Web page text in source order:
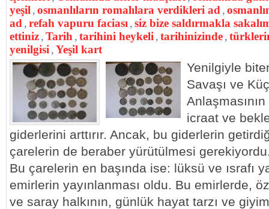
yeşil ,osmanlıların romalılara verdikleri ad ,
ad ,refah vapuru faciası ,siz bize saldırmakla
ettiniz,Tarih ,tarihini heykeli ,tarihinizinde,
yenilgisi ,Yeşil kart
Yenilgiyle
Savaşı ve
icraat ve
giderlerini arttırır. Ancak, bu giderlerin
çarelerin de beraber yürütülmesi
Bu çarelerin en başında ise: lüksü ve ısrafı
emirlerin yayınlanması oldu. Bu emirlerde,
ve saray halkının, günlük hayat tarzı ve